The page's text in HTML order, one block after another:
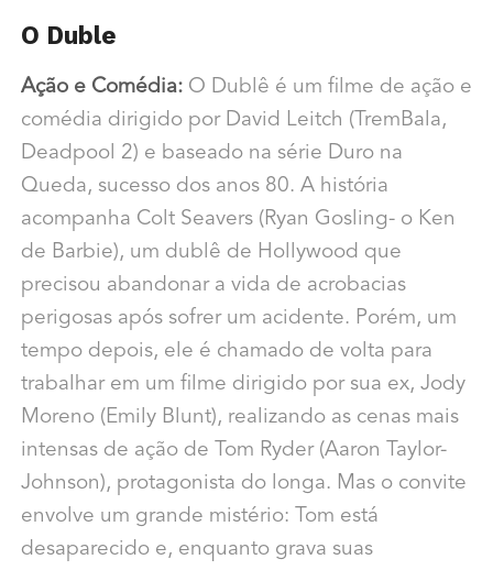
O Duble
Ação e Comédia:O Dublê é um filme de ação e
comédia dirigido por David Leitch (TremBala,
Deadpool 2) e baseado na série Duro na
Queda, sucesso dos anos 80. A história
acompanha Colt Seavers (Ryan Gosling- o Ken
de Barbie), um dublê de Hollywood que
precisou abandonar a vida de acrobacias
perigosas após sofrer um acidente. Porém, um
tempo depois, ele é chamado de volta para
trabalhar em um filme dirigido por sua ex, Jody
Moreno (Emily Blunt), realizando as cenas mais
intensas de ação de Tom Ryder (Aaron Taylor-
Johnson), protagonista do longa. Mas o convite
envolve um grande mistério: Tom está
desaparecido e, enquanto grava suas